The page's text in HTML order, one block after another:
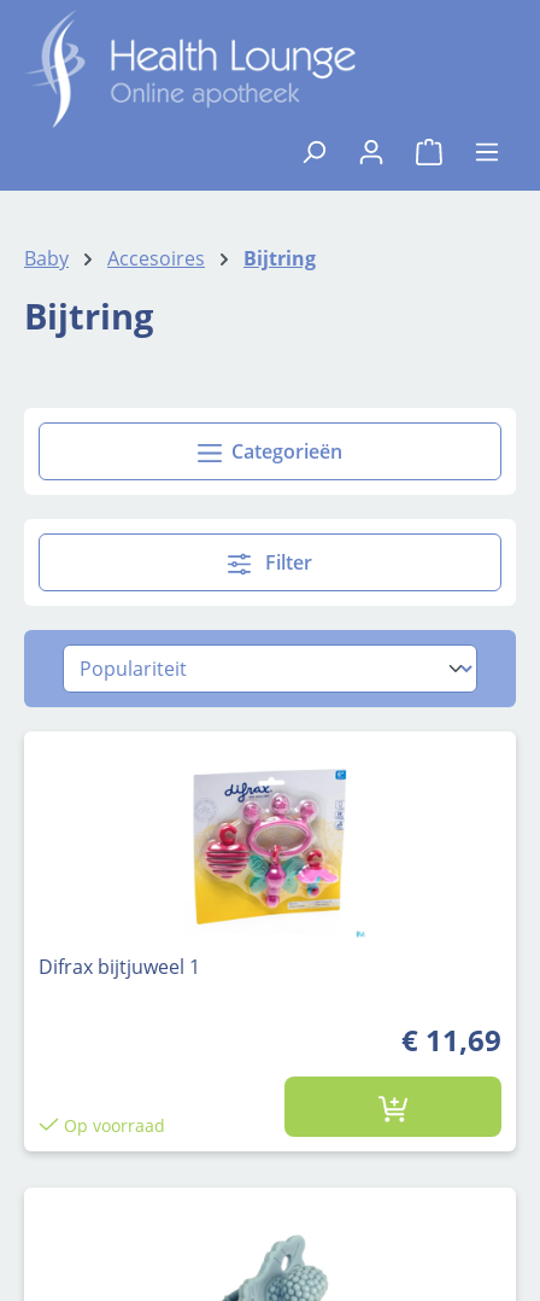
Ga naar de hoofdinhoud
{1}De
Baby Accesoires Bijtring
Bijtring
Categorieën
Filter
Difrax bijtjuweel 1
€ 11,69
Op voorraad